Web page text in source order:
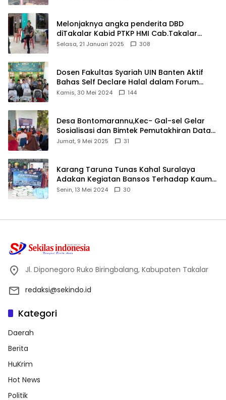
Melonjaknya angka penderita DBD
diTakalar Kabid PTKP HMI Cab.Takalar
angkat bicara
Selasa, 21 Januari 2025 308
Dosen Fakultas Syariah UIN Banten Aktif
Bahas Self Declare Halal dalam Forum
Ijtima Ulama MUI
Kamis, 30 Mei 2024 144
Desa Bontomarannu,Kec- Gal-sel Gelar
Sosialisasi dan Bimtek Pemutakhiran Data
ID
Jumat, 9 Mei 2025 31
Karang Taruna Tunas Kahal Suralaya
Adakan Kegiatan Bansos Terhadap Kaum
Dhuafa dan Anak Yatim-Piatu
Senin, 13 Mei 2024 30
Jl. Diponegoro Ruko Biringbalang, Kabupaten Takalar
redaksi@sekindo.id
Kategori
Daerah
Berita
HuKrim
Hot News
Politik